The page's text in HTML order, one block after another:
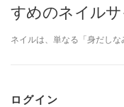
すめのネイル
ネイルは、単なる「身だし
ログイン